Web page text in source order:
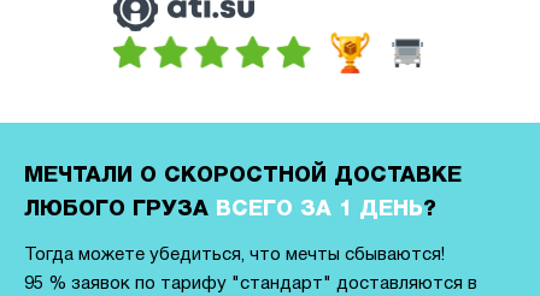
МЕЧТАЛИ О СКОРОСТНОЙ ДОСТАВКЕ
ЛЮБОГО ГРУЗА
ВСЕГО ЗА 1 ДЕНЬ?
Тогда можете убедиться, что мечты сбываются!
95 % заявок по тарифу "стандарт" доставляются в